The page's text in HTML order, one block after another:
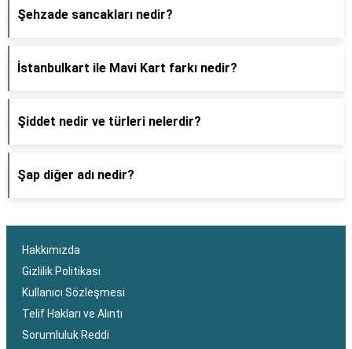
Şehzade sancakları nedir?
İstanbulkart ile Mavi Kart farkı nedir?
Şiddet nedir ve türleri nelerdir?
Şap diğer adı nedir?
Hakkımızda
Gizlilik Politikası
Kullanıcı Sözleşmesi
Telif Hakları ve Alıntı
Sorumluluk Reddi